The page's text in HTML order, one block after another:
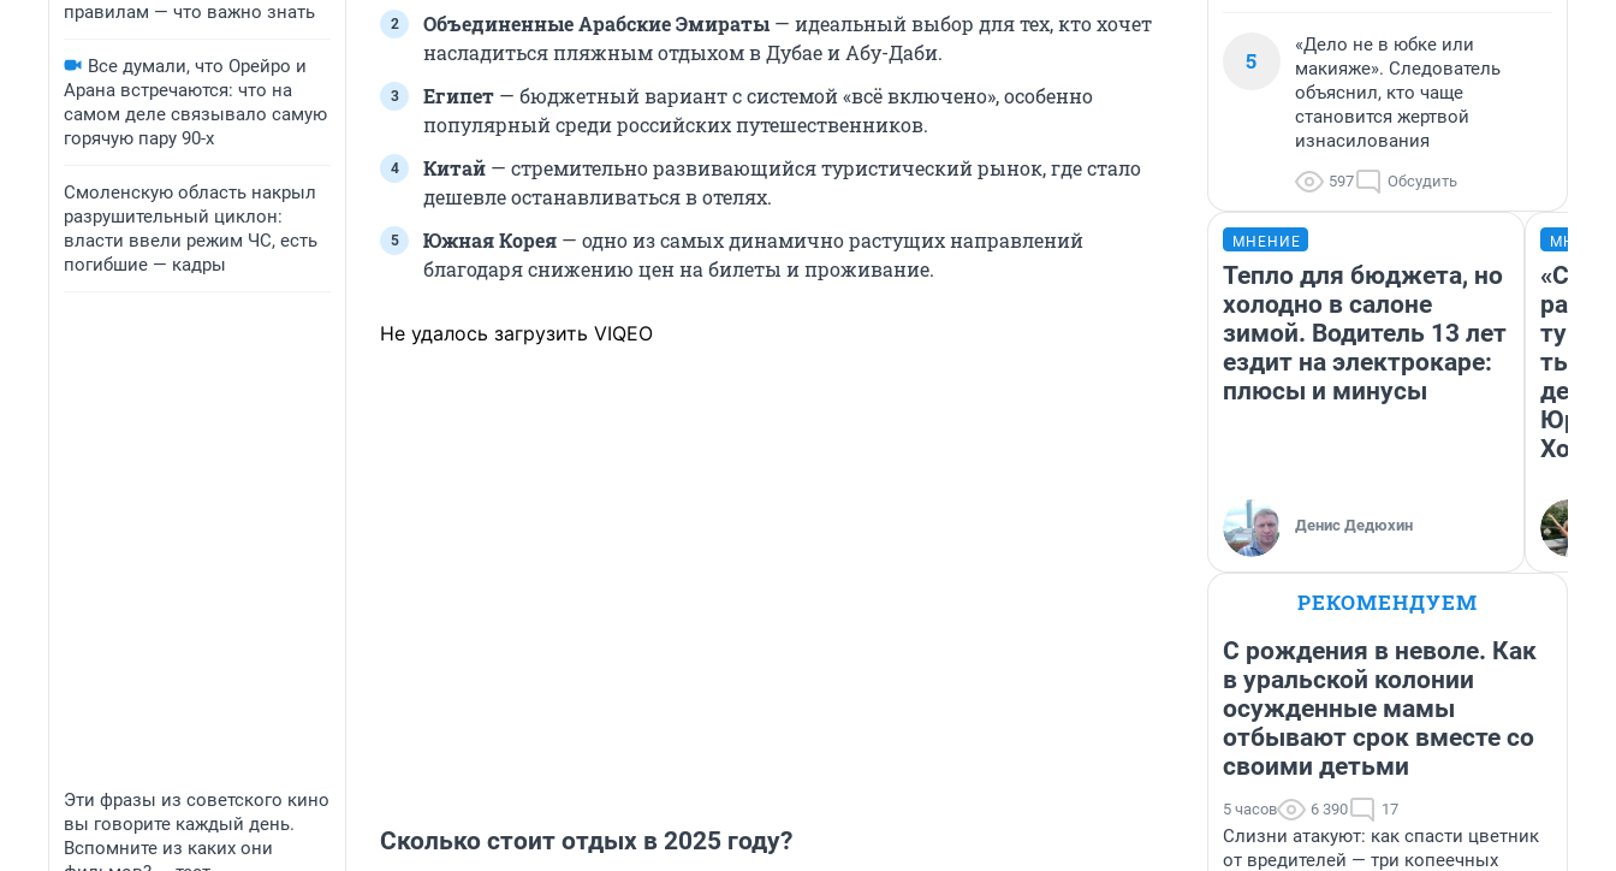
правилам — что важно знать
Все думали, что Орейро и
Арана встречаются: что на
самом деле связывало самую
горячую пару 90-х
Смоленскую область накрыл
разрушительный циклон:
власти ввели режим ЧС, есть
погибшие — кадры
Эти фразы из советского кино
вы говорите каждый день.
Вспомните из каких они
Объединенные Арабские Эмираты — идеальный выбор для тех, кто хочет
насладиться пляжным отдыхом в Дубае и Абу-Даби.
Египет — бюджетный вариант с системой «всё включено», особенно
популярный среди российских путешественников.
Китай — стремительно развивающийся туристический рынок, где стало
дешевле останавливаться в отелях.
Южная Корея — одно из самых динамично растущих направлений
благодаря снижению цен на билеты и проживание.
Не удалось загрузить VIQEO
Сколько стоит отдых в 2025 году?
5
«Дело не в юбке или
макияже». Следователь
объяснил, кто чаще
становится жертвой
изнасилования
597 Обсудить
МНЕНИЕ
Тепло для бюджета, но
холодно в салоне
зимой. Водитель 13 лет
ездит на электрокаре:
плюсы и минусы
Денис Дедюхин
день
РЕКОМЕНДУЕМ
С рождения в неволе. Как
в уральской колонии
осужденные мамы
отбывают срок вместе со
своими детьми
5 часов 6 390 17
Слизни атакуют: как спасти цветник
от вредителей — три копеечных